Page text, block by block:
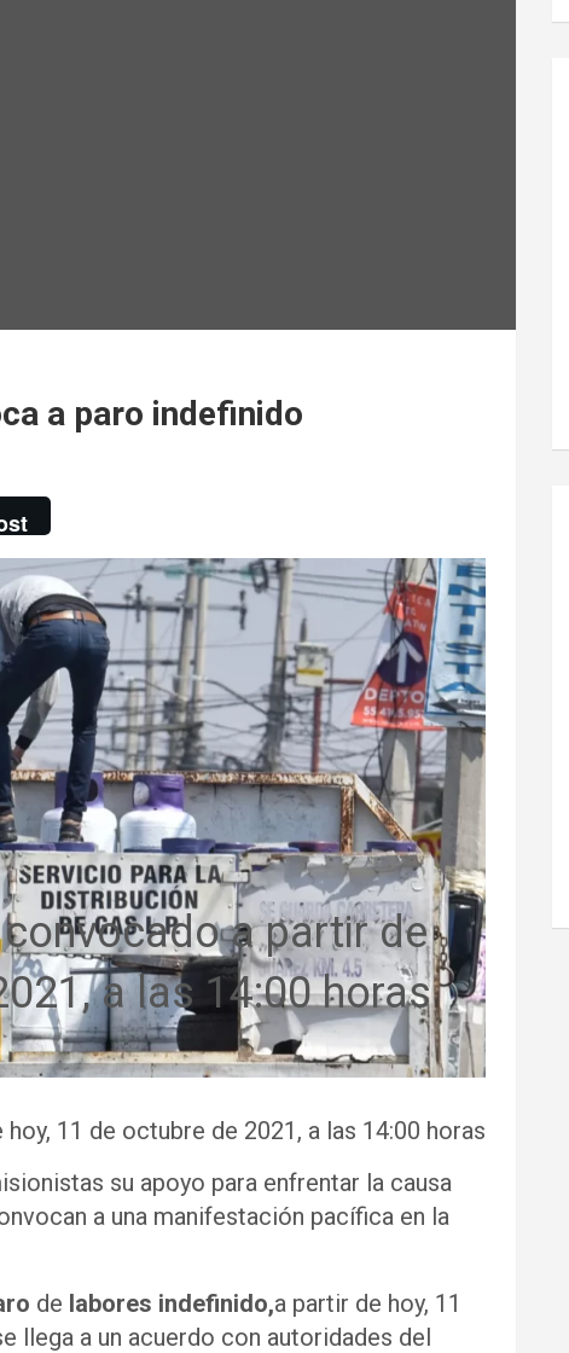
a paro indefinido
a partir de
a las 14:00 horas
11 de octubre de 2021, a las 14:00 horas
su apoyo para enfrentar la causa
a una manifestación pacífica en la
de labores indefinido,a partir de hoy, 11
llega a un acuerdo con autoridades del